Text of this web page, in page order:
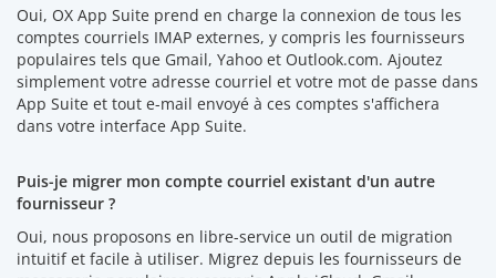
Oui, OX App Suite prend en charge la connexion de tous les
comptes courriels IMAP externes, y compris les fournisseurs
populaires tels que Gmail, Yahoo et Outlook.com. Ajoutez
simplement votre adresse courriel et votre mot de passe dans
App Suite et tout e-mail envoyé à ces comptes s'affichera
dans votre interface App Suite.
Puis-je migrer mon compte courriel existant d'un autre
fournisseur ?
Oui, nous proposons en libre-service un outil de migration
intuitif et facile à utiliser. Migrez depuis les fournisseurs de